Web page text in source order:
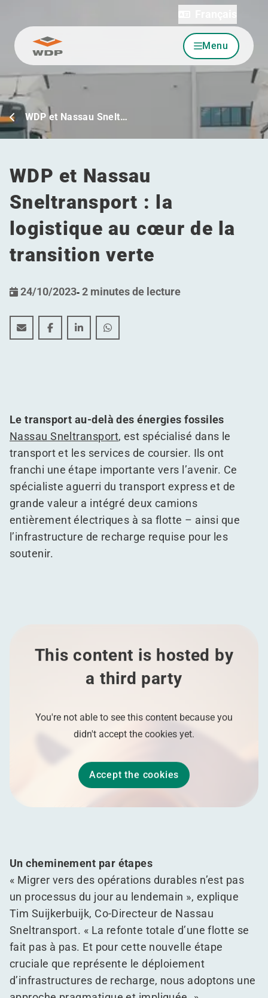
Allez au contenu Menu
WDP et Nassau Snelt…
WDP et Nassau
Sneltransport : la
logistique au cœur de la
transition verte
24/10/2023-2 minutes de lecture
WDP et Nassau Sneltransport : la logistique au cœur
WDP et Nassau Sneltransport : la logistique
WDP et Nassau Sneltransport : la
WDP et Nassau Sneltransport : la
Le transport au-delà des énergies fossiles
Nassau Sneltransport, est spécialisé dans le
transport et les services de coursier. Ils ont
franchi une étape importante vers l’avenir. Ce
spécialiste aguerri du transport express et de
grande valeur a intégré deux camions
entièrement électriques à sa flotte – ainsi que
l’infrastructure de recharge requise pour les
soutenir.
This content is hosted by
a third party
You're not able to see this content because you
didn't accept the cookies yet.
Accept the cookies
Un cheminement par étapes
« Migrer vers des opérations durables n’est pas
un processus du jour au lendemain », explique
Tim Suijkerbuijk, Co-Directeur de Nassau
Sneltransport. « La refonte totale d’une flotte se
fait pas à pas. Et pour cette nouvelle étape
cruciale que représente le déploiement
d’infrastructures de recharge, nous adoptons une